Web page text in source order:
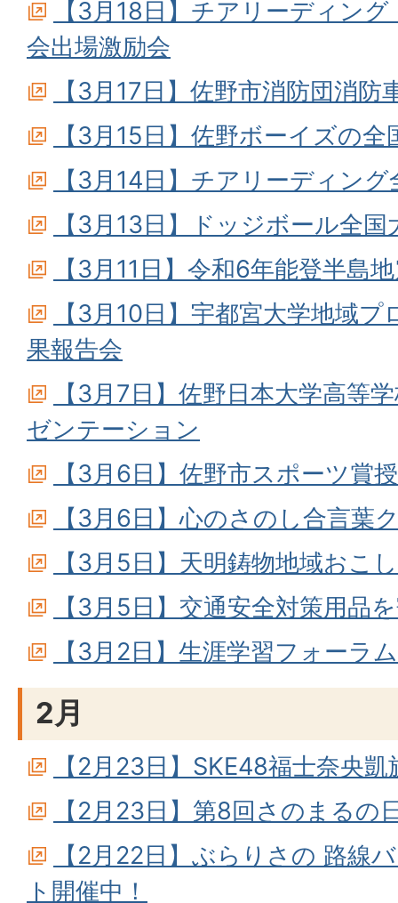
【3月18日】チアリーディン
会出場激励会
【3月17日】佐野市消防団消防
【3月15日】佐野ボーイズの
【3月14日】チアリーディン
【3月13日】ドッジボール全
【3月11日】令和6年能登半島
【3月10日】宇都宮大学地域
果報告会
【3月7日】佐野日本大学高等
ゼンテーション
【3月6日】佐野市スポーツ賞
【3月6日】心のさのし合言葉
【3月5日】天明鋳物地域おこ
【3月5日】交通安全対策用品
【3月2日】生涯学習フォーラム
2月
【2月23日】SKE48福士奈央
【2月23日】第8回さのまるの
【2月22日】ぶらりさの 路線
ト開催中！